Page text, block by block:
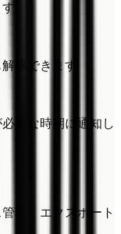
除できます
要な時期に通知し
理、エクスポート